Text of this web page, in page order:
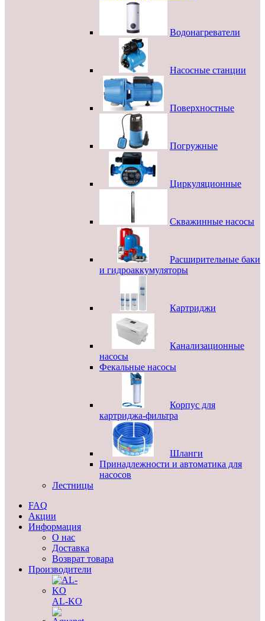
Водонагреватели
Насосные станции
Поверхностные
Погружные
Циркуляционные
Скважинные насосы
Расширительные баки
и гидроаккумуляторы
Картриджи
Канализационные
насосы
Фекальные насосы
Корпус для
картриджа-фильтра
Шланги
Принадлежности и автоматика для
насосов
Лестницы
FAQ
Акции
Информация
О нас
Доставка
Возврат товара
Производители
AL-KO